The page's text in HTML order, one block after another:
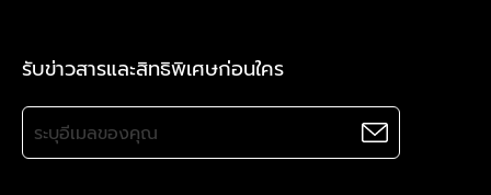
รับข่าวสารและสิทธิพิเศษก่อนใคร